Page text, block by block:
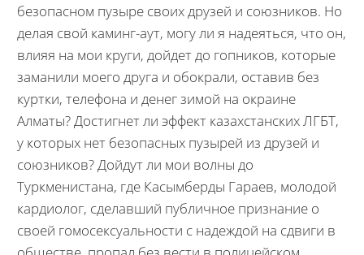
безопасном пузыре своих друзей и союзников. Но
делая свой каминг-аут, могу ли я надеяться, что он,
влияя на мои круги, дойдет до гопников, которые
заманили моего друга и обокрали, оставив без
куртки, телефона и денег зимой на окраине
Алматы? Достигнет ли эффект казахстанских ЛГБТ,
у которых нет безопасных пузырей из друзей и
союзников? Дойдут ли мои волны до
Туркменистана, где Касымберды Гараев, молодой
кардиолог, сделавший публичное признание о
своей гомосексуальности с надеждой на сдвиги в